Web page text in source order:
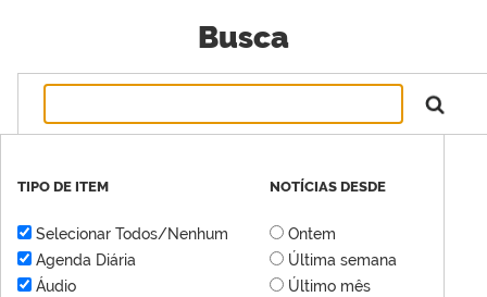
Busca
TIPO DE ITEM
Selecionar Todos/Nenhum
Agenda Diária
Áudio
NOTÍCIAS DESDE
Ontem
Última semana
Último mês